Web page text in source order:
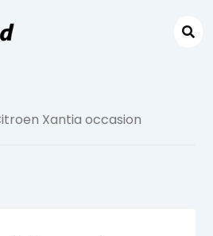
Xantia occasion